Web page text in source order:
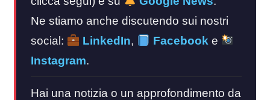
Ne stiamo anche discutendo sui nostri
social:
LinkedIn, Facebook e
Instagram.
Hai una notizia o un approfondimento da